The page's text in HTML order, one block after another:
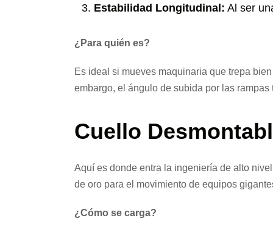
Estabilidad Longitudinal: Al ser
¿Para quién es?
Es ideal si mueves maquinaria que trepa
embargo, el ángulo de subida por las
Cuello
Aquí es donde entra la ingeniería de alto
de oro para el movimiento de equipos
¿Cómo se carga?